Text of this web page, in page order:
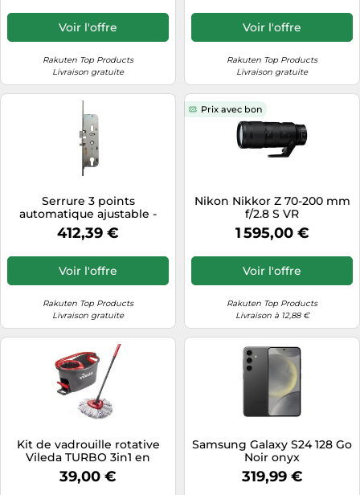
Voir l'offre
Rakuten Top Products
Livraison gratuite
Voir l'offre
Rakuten Top Products
Livraison gratuite
Serrure 3 points
automatique ajustable -
têtière 18 mm - axe 40 mm
- Trimatic FERCO
412,39 €
Voir l'offre
Rakuten Top Products
Livraison gratuite
Prix avec bon
Nikon Nikkor Z 70-200 mm
f/2.8 S VR
1 595,00 €
Voir l'offre
Rakuten Top Products
Livraison à 12,88 €
Kit de vadrouille rotative
Vileda TURBO 3in1 en
microfibre
39,00 €
Samsung Galaxy S24 128 Go
Noir onyx
319,99 €